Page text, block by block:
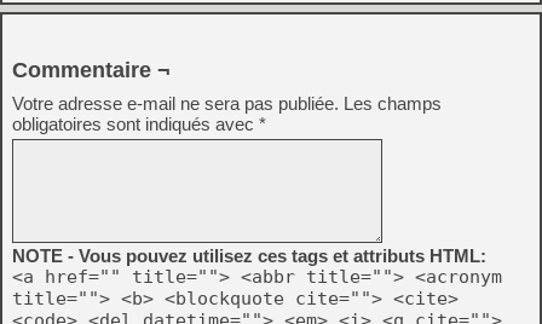
Commentaire ¬
Votre adresse e-mail ne sera pas publiée. Les champs
obligatoires sont indiqués avec *
NOTE - Vous pouvez utilisez ces tags et attributs HTML:
<a href="" title=""> <abbr title=""> <acronym
title=""> <b> <blockquote cite=""> <cite>